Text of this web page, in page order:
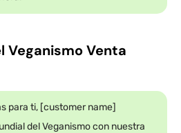
Veganismo Venta
para ti, [customer name]
del Veganismo con nuestra